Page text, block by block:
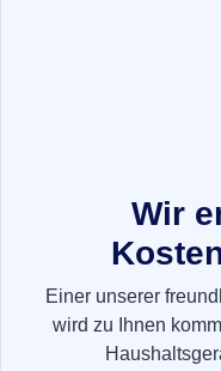
Wir
Einer unserer
wird zu Ihnen